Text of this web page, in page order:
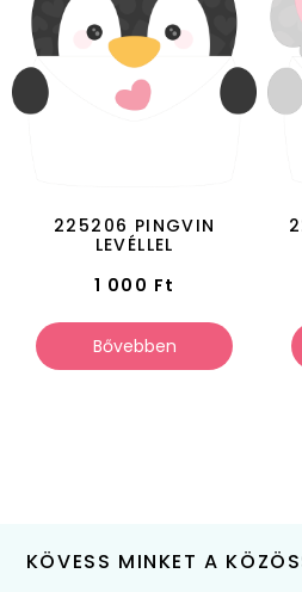
225206 PINGVIN
LEVÉLLEL
1 000 Ft
Bővebben
KÖVESS MINKET A